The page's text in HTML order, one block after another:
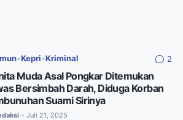
•Kepri •Kriminal 2
Muda Asal Pongkar Ditemukan
Bersimbah Darah, Diduga Korban
Suami Sirinya
• Juli 21, 2025